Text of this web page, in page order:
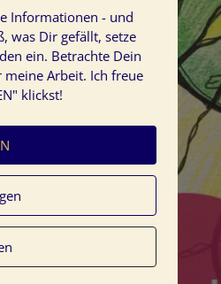
Informationen - und
was Dir gefällt, setze
ein. Betrachte Dein
meine Arbeit. Ich freue
klickst!